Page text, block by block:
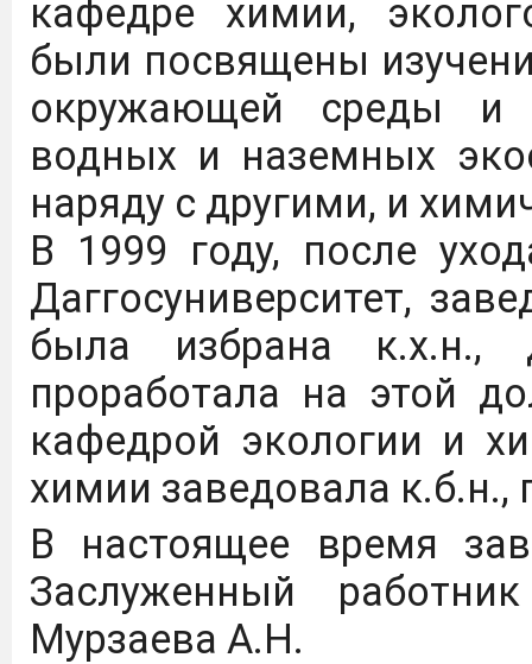
кафедре химии,
были посвящены
окружающей среды и
водных и наземных
наряду с другими, и
В 1999 году, после
Даггосуниверситет,
была избрана к.х.н.,
проработала на этой
кафедрой экологии и
химии заведовала
В настоящее время
Заслуженный
Мурзаева А.Н.